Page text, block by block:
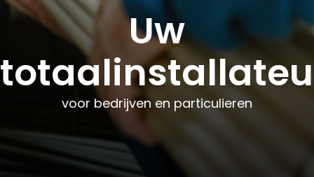
Uw
voor bedrijven en particulieren
Uw
voor bedrijven en particulieren
Uw
voor bedrijven en particulieren